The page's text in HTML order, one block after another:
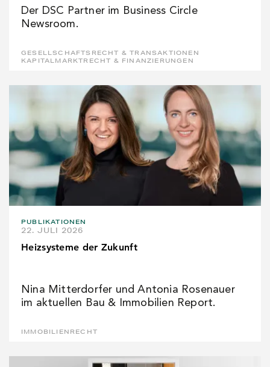
Der DSC Partner im Business Circle
Newsroom.
GESELLSCHAFTSRECHT & TRANSAKTIONEN
KAPITALMARKTRECHT & FINANZIERUNGEN
PUBLIKATIONEN
22. JULI 2026
Heizsysteme der Zukunft
Nina Mitterdorfer und Antonia Rosenauer
im aktuellen Bau & Immobilien Report.
IMMOBILIENRECHT